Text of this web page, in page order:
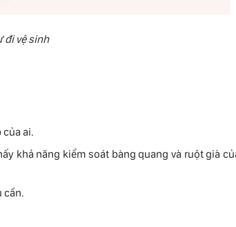
đi vệ sinh
ai.
khả năng kiểm soát bàng quang và ruột già
cần.